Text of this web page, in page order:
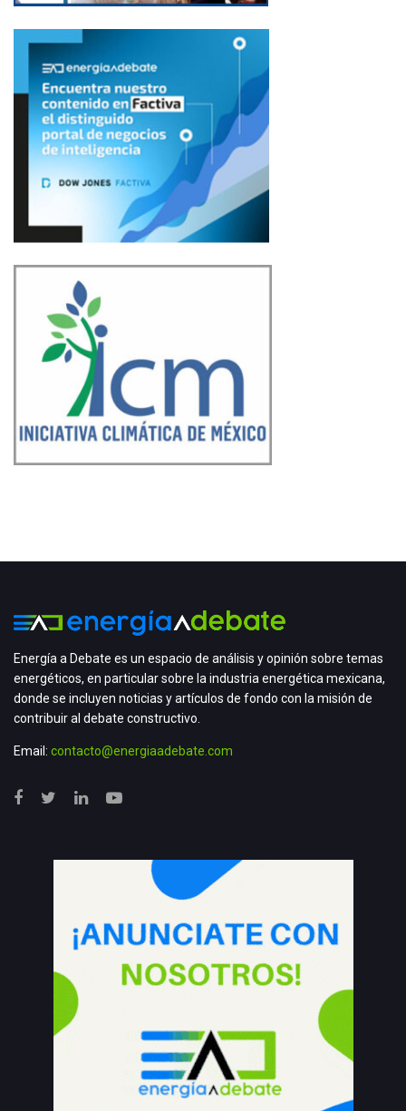
Energía a Debate es un espacio de análisis y opinión sobre temas
energéticos, en particular sobre la industria energética mexicana,
donde se incluyen noticias y artículos de fondo con la misión de
contribuir al debate constructivo.
Email: contacto@energiaadebate.com